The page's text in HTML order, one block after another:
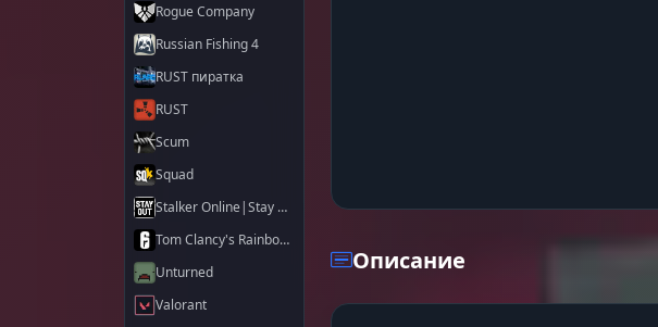
Rogue Company
Russian Fishing 4
RUST пиратка
RUST
Scum
Squad
Stalker Online|Stay Out
Tom Clancy's Rainbow Six Siege X
Unturned
Valorant
Описание